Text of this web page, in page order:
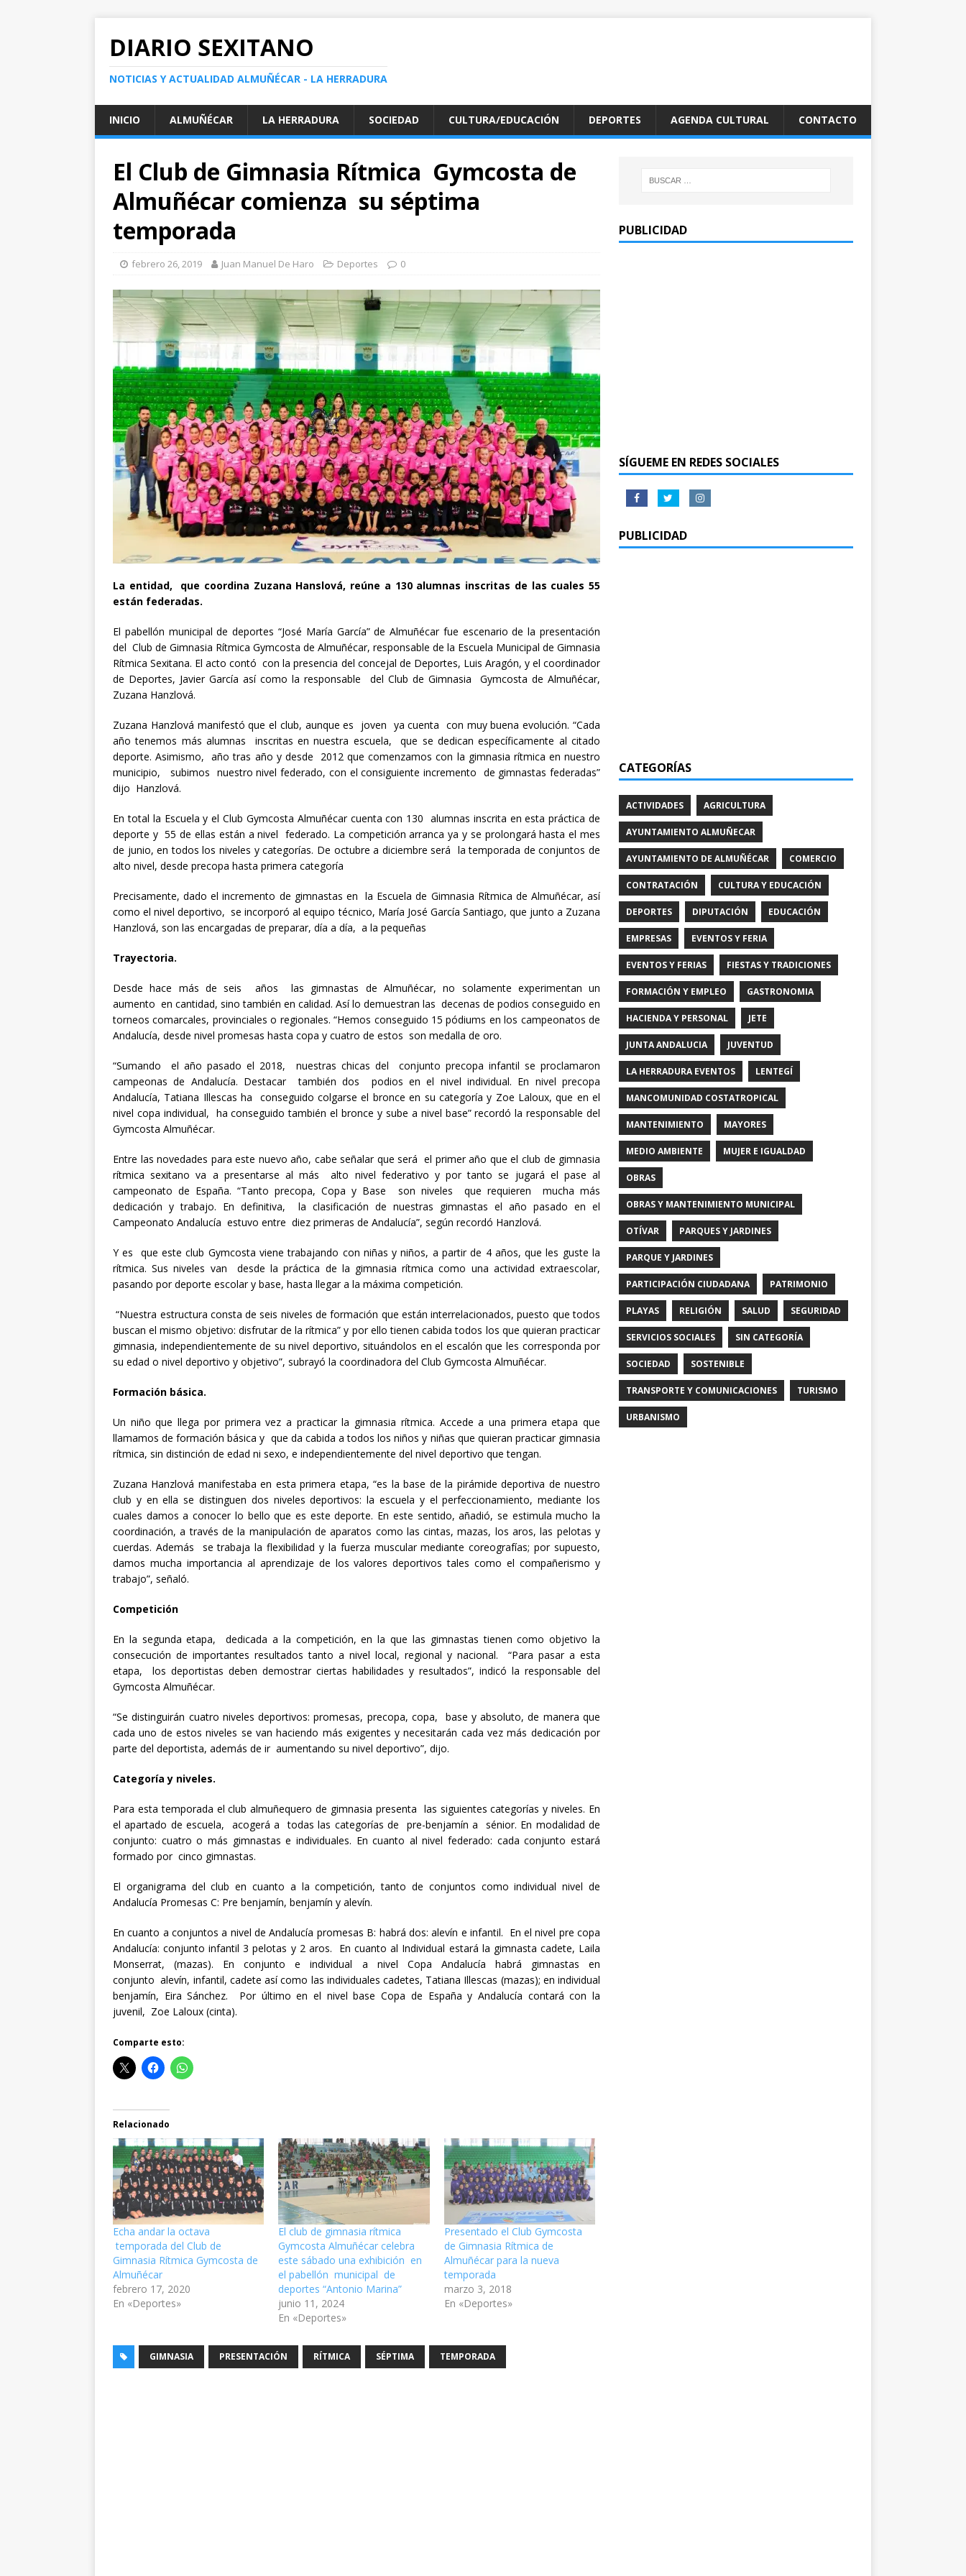
DIARIO SEXITANO
NOTICIAS Y ACTUALIDAD ALMUÑÉCAR - LA HERRADURA
INICIO ALMUÑÉCAR LA HERRADURA SOCIEDAD CULTURA/EDUCACIÓN DEPORTES AGENDA CULTURAL CONTACTO
El Club de Gimnasia Rítmica Gymcosta de
Almuñécar comienza su séptima
temporada
febrero 26, 2019 Juan Manuel De Haro Deportes 0
La entidad, que coordina Zuzana Hanslová, reúne a 130 alumnas inscritas de las cuales 55
están federadas.
El pabellón municipal de deportes “José María García” de Almuñécar fue escenario de la presentación
del Club de Gimnasia Rítmica Gymcosta de Almuñécar, responsable de la Escuela Municipal de Gimnasia
Rítmica Sexitana. El acto contó con la presencia del concejal de Deportes, Luis Aragón, y el coordinador
de Deportes, Javier García así como la responsable del Club de Gimnasia Gymcosta de Almuñécar,
Zuzana Hanzlová.
Zuzana Hanzlová manifestó que el club, aunque es joven ya cuenta con muy buena evolución. “Cada
año tenemos más alumnas inscritas en nuestra escuela, que se dedican específicamente al citado
deporte. Asimismo, año tras año y desde 2012 que comenzamos con la gimnasia rítmica en nuestro
municipio, subimos nuestro nivel federado, con el consiguiente incremento de gimnastas federadas”
dijo Hanzlová.
En total la Escuela y el Club Gymcosta Almuñécar cuenta con 130 alumnas inscrita en esta práctica de
deporte y 55 de ellas están a nivel federado. La competición arranca ya y se prolongará hasta el mes
de junio, en todos los niveles y categorías. De octubre a diciembre será la temporada de conjuntos de
alto nivel, desde precopa hasta primera categoría
Precisamente, dado el incremento de gimnastas en la Escuela de Gimnasia Rítmica de Almuñécar, así
como el nivel deportivo, se incorporó al equipo técnico, María José García Santiago, que junto a Zuzana
Hanzlová, son las encargadas de preparar, día a día, a la pequeñas
Trayectoria.
Desde hace más de seis años las gimnastas de Almuñécar, no solamente experimentan un
aumento en cantidad, sino también en calidad. Así lo demuestran las decenas de podios conseguido en
torneos comarcales, provinciales o regionales. “Hemos conseguido 15 pódiums en los campeonatos de
Andalucía, desde nivel promesas hasta copa y cuatro de estos son medalla de oro.
“Sumando el año pasado el 2018, nuestras chicas del conjunto precopa infantil se proclamaron
campeonas de Andalucía. Destacar también dos podios en el nivel individual. En nivel precopa
Andalucía, Tatiana Illescas ha conseguido colgarse el bronce en su categoría y Zoe Laloux, que en el
nivel copa individual, ha conseguido también el bronce y sube a nivel base” recordó la responsable del
Gymcosta Almuñécar.
Entre las novedades para este nuevo año, cabe señalar que será el primer año que el club de gimnasia
rítmica sexitano va a presentarse al más alto nivel federativo y por tanto se jugará el pase al
campeonato de España. “Tanto precopa, Copa y Base son niveles que requieren mucha más
dedicación y trabajo. En definitiva, la clasificación de nuestras gimnastas el año pasado en el
Campeonato Andalucía estuvo entre diez primeras de Andalucía”, según recordó Hanzlová.
Y es que este club Gymcosta viene trabajando con niñas y niños, a partir de 4 años, que les guste la
rítmica. Sus niveles van desde la práctica de la gimnasia rítmica como una actividad extraescolar,
pasando por deporte escolar y base, hasta llegar a la máxima competición.
“Nuestra estructura consta de seis niveles de formación que están interrelacionados, puesto que todos
buscan el mismo objetivo: disfrutar de la rítmica” y por ello tienen cabida todos los que quieran practicar
gimnasia, independientemente de su nivel deportivo, situándolos en el escalón que les corresponda por
su edad o nivel deportivo y objetivo”, subrayó la coordinadora del Club Gymcosta Almuñécar.
Formación básica.
Un niño que llega por primera vez a practicar la gimnasia rítmica. Accede a una primera etapa que
llamamos de formación básica y que da cabida a todos los niños y niñas que quieran practicar gimnasia
rítmica, sin distinción de edad ni sexo, e independientemente del nivel deportivo que tengan.
Zuzana Hanzlová manifestaba en esta primera etapa, “es la base de la pirámide deportiva de nuestro
club y en ella se distinguen dos niveles deportivos: la escuela y el perfeccionamiento, mediante los
cuales damos a conocer lo bello que es este deporte. En este sentido, añadió, se estimula mucho la
coordinación, a través de la manipulación de aparatos como las cintas, mazas, los aros, las pelotas y
cuerdas. Además se trabaja la flexibilidad y la fuerza muscular mediante coreografías; por supuesto,
damos mucha importancia al aprendizaje de los valores deportivos tales como el compañerismo y
trabajo”, señaló.
Competición
En la segunda etapa, dedicada a la competición, en la que las gimnastas tienen como objetivo la
consecución de importantes resultados tanto a nivel local, regional y nacional. “Para pasar a esta
etapa, los deportistas deben demostrar ciertas habilidades y resultados”, indicó la responsable del
Gymcosta Almuñécar.
“Se distinguirán cuatro niveles deportivos: promesas, precopa, copa, base y absoluto, de manera que
cada uno de estos niveles se van haciendo más exigentes y necesitarán cada vez más dedicación por
parte del deportista, además de ir aumentando su nivel deportivo”, dijo.
Categoría y niveles.
Para esta temporada el club almuñequero de gimnasia presenta las siguientes categorías y niveles. En
el apartado de escuela, acogerá a todas las categorías de pre-benjamín a sénior. En modalidad de
conjunto: cuatro o más gimnastas e individuales. En cuanto al nivel federado: cada conjunto estará
formado por cinco gimnastas.
El organigrama del club en cuanto a la competición, tanto de conjuntos como individual nivel de
Andalucía Promesas C: Pre benjamín, benjamín y alevín.
En cuanto a conjuntos a nivel de Andalucía promesas B: habrá dos: alevín e infantil. En el nivel pre copa
Andalucía: conjunto infantil 3 pelotas y 2 aros. En cuanto al Individual estará la gimnasta cadete, Laila
Monserrat, (mazas). En conjunto e individual a nivel Copa Andalucía habrá gimnastas en
conjunto alevín, infantil, cadete así como las individuales cadetes, Tatiana Illescas (mazas); en individual
benjamín, Eira Sánchez. Por último en el nivel base Copa de España y Andalucía contará con la
juvenil, Zoe Laloux (cinta).
Comparte esto:
Relacionado
Echa andar la octava
temporada del Club de
Gimnasia Rítmica Gymcosta de
Almuñécar
febrero 17, 2020
En «Deportes»
El club de gimnasia rítmica
Gymcosta Almuñécar celebra
este sábado una exhibición en
el pabellón municipal de
deportes “Antonio Marina”
junio 11, 2024
En «Deportes»
Presentado el Club Gymcosta
de Gimnasia Rítmica de
Almuñécar para la nueva
temporada
marzo 3, 2018
En «Deportes»
GIMNASIA PRESENTACIÓN RÍTMICA SÉPTIMA TEMPORADA
PUBLICIDAD
SÍGUEME EN REDES SOCIALES
PUBLICIDAD
CATEGORÍAS
ACTIVIDADES AGRICULTURA
AYUNTAMIENTO ALMUÑECAR
AYUNTAMIENTO DE ALMUÑÉCAR COMERCIO
CONTRATACIÓN CULTURA Y EDUCACIÓN
DEPORTES DIPUTACIÓN EDUCACIÓN
EMPRESAS EVENTOS Y FERIA
EVENTOS Y FERIAS FIESTAS Y TRADICIONES
FORMACIÓN Y EMPLEO GASTRONOMIA
HACIENDA Y PERSONAL JETE
JUNTA ANDALUCIA JUVENTUD
LA HERRADURA EVENTOS LENTEGÍ
MANCOMUNIDAD COSTATROPICAL
MANTENIMIENTO MAYORES
MEDIO AMBIENTE MUJER E IGUALDAD
OBRAS
OBRAS Y MANTENIMIENTO MUNICIPAL
OTÍVAR PARQUES Y JARDINES
PARQUE Y JARDINES
PARTICIPACIÓN CIUDADANA PATRIMONIO
PLAYAS RELIGIÓN SALUD SEGURIDAD
SERVICIOS SOCIALES SIN CATEGORÍA
SOCIEDAD SOSTENIBLE
TRANSPORTE Y COMUNICACIONES TURISMO
URBANISMO